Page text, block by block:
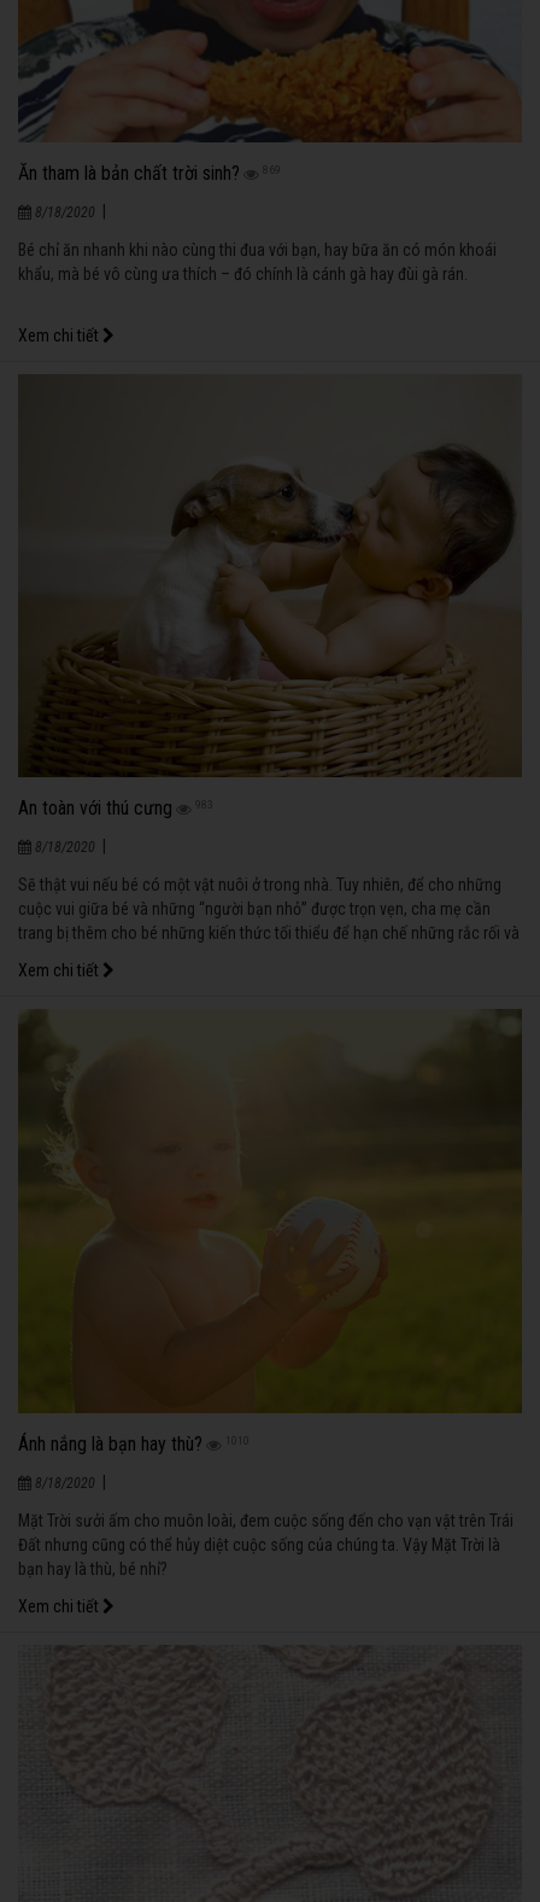
Ăn tham là bản chất trời sinh? 869
8/18/2020
Bé chỉ ăn nhanh khi nào cùng thi đua với bạn, hay bữa ăn có món khoái
khẩu, mà bé vô cùng ưa thích – đó chính là cánh gà hay đùi gà rán.
Xem chi tiết
An toàn với thú cưng 983
8/18/2020
Sẽ thật vui nếu bé có một vật nuôi ở trong nhà. Tuy nhiên, để cho những
cuộc vui giữa bé và những “người bạn nhỏ” được trọn vẹn, cha mẹ cần
trang bị thêm cho bé những kiến thức tối thiểu để hạn chế những rắc rối và
tạo cho bé những niềm vui nho nhỏ.
Xem chi tiết
Ánh nắng là bạn hay thù?
8/18/2020 |
Mặt Trời sưởi ấm cho muôn loài, đem cuộc sống đến cho vạn vật trên Trái
Đất nhưng cũng có thể hủy diệt cuộc sống của chúng ta. Vậy Mặt Trời là
bạn hay là thù, bé nhỉ?
Xem chi tiết